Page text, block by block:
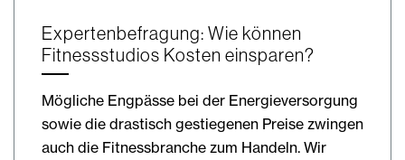
Expertenbefragung: Wie können
Fitnessstudios Kosten einsparen?
Mögliche Engpässe bei der Energieversorgung
sowie die drastisch gestiegenen Preise zwingen
auch die Fitnessbranche zum Handeln. Wir